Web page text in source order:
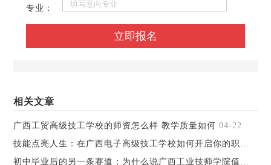
专业：
相关文章
广西工贸高级技工学校的师资怎么样 教学质量如何 04-22